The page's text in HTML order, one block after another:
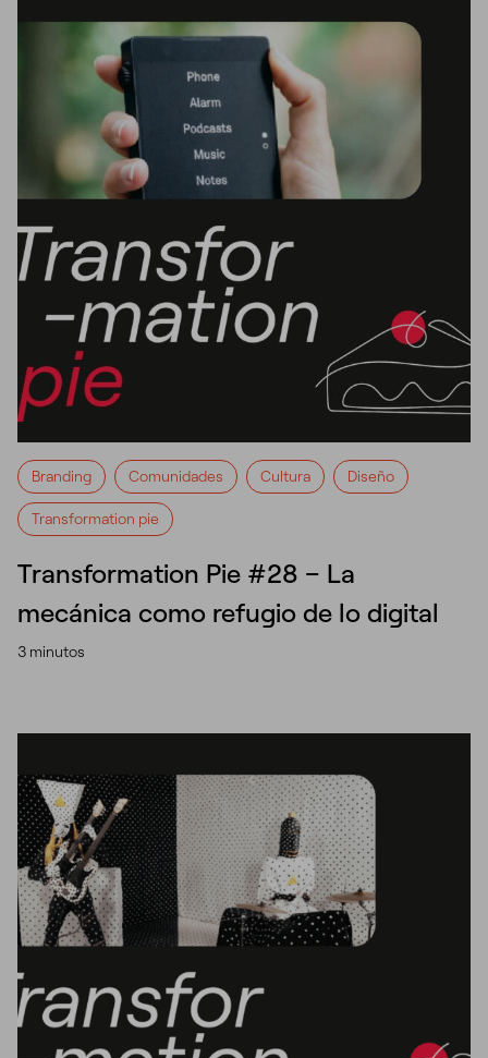
Branding Comunidades Cultura Diseño
Transformation pie
Transformation Pie #28 – La
mecánica como refugio de lo digital
3 minutos